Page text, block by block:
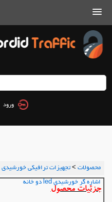
ورود
محصولات >تجهیزات ترافیکی خورشیدی
اشاره گر خورشیدی led دو خانه
جزئیات محصول